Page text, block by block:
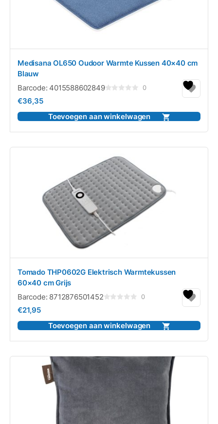
Medisana OL650 Oudoor Warmte Kussen 40×40 cm
Blauw
Barcode: 4015588602849
5
0
€36,35
Toevoegen aan winkelwagen
Tomado THP0602G Elektrisch Warmtekussen
60×40 cm Grijs
Barcode: 8712876501452
5
0
€21,95
Toevoegen aan winkelwagen